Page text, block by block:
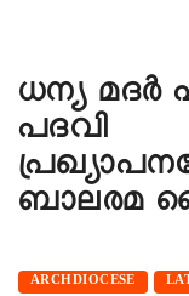
ധന്യ മദർ
പദവി
ബാലരമ
ARCHDIOCESE